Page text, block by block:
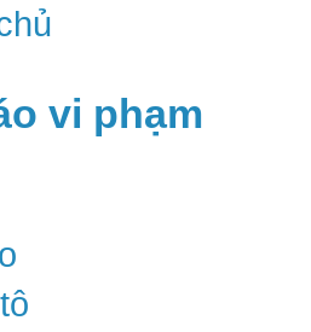
vi phạm